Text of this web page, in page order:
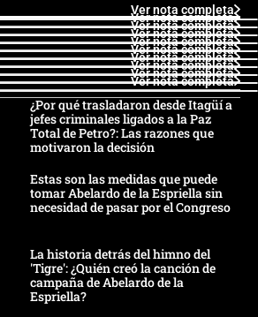
Ver nota completa
Ver nota completa
Ver nota completa
Ver nota completa
Ver nota completa
Ver nota completa
Ver nota completa
Ver nota completa
Ver nota completa
Ver nota completa
¿Por qué trasladaron desde Itagüí a
jefes criminales ligados a la Paz
Total de Petro?: Las razones que
motivaron la decisión
Estas son las medidas que puede
tomar Abelardo de la Espriella sin
necesidad de pasar por el Congreso
La historia detrás del himno del
'Tigre': ¿Quién creó la canción de
campaña de Abelardo de la
Espriella?